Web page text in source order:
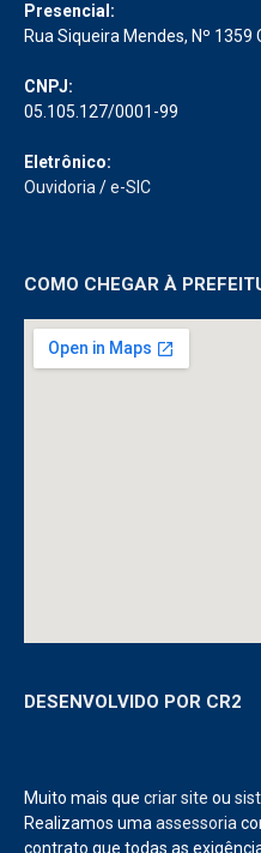
Presencial:
Rua Siqueira Mendes, Nº
CNPJ:
05.105.127/0001-99
Eletrônico:
Ouvidoria /e-SIC
COMO CHEGAR À
DESENVOLVIDO POR CR2
Muito mais que criar site ou
Realizamos uma assessoria
contrato que todas as